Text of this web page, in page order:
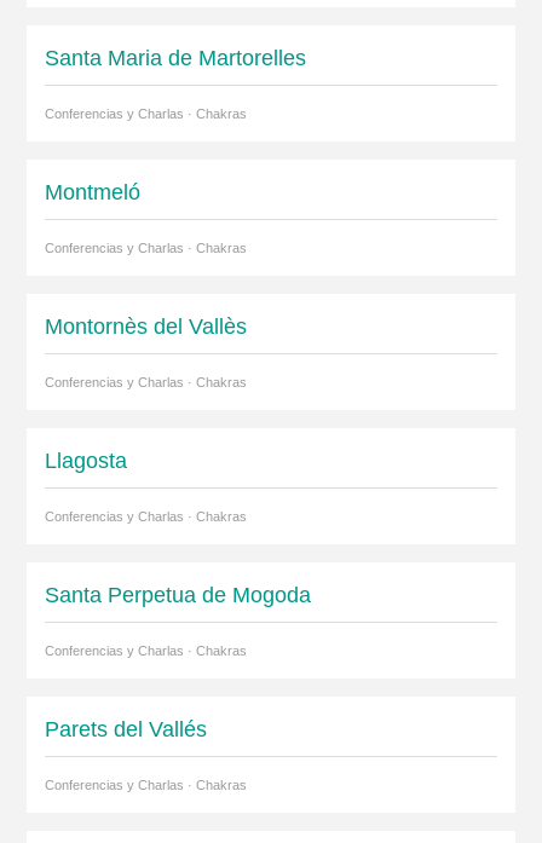
Santa Maria de Martorelles
Conferencias y Charlas · Chakras
Montmeló
Conferencias y Charlas · Chakras
Montornès del Vallès
Conferencias y Charlas · Chakras
Llagosta
Conferencias y Charlas · Chakras
Santa Perpetua de Mogoda
Conferencias y Charlas · Chakras
Parets del Vallés
Conferencias y Charlas · Chakras